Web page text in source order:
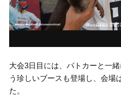
大会3日目には、パトカーと一
う珍しいブースも登場し、会場
た。